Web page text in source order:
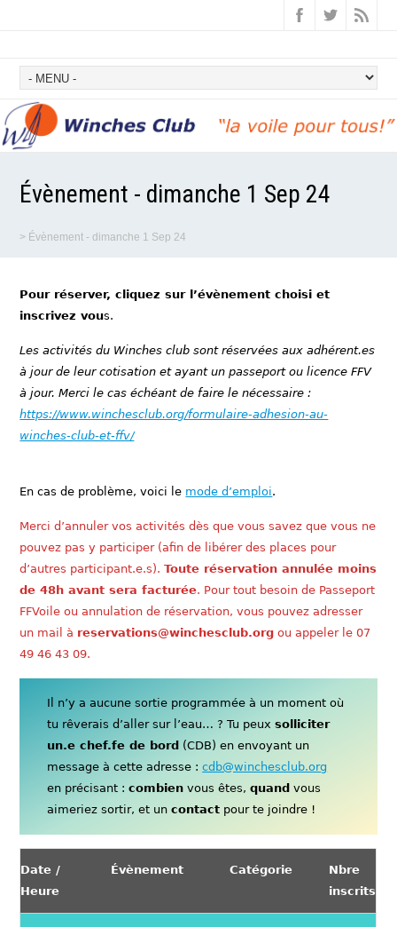
Évènement - dimanche 1 Sep 24
> Évènement - dimanche 1 Sep 24
Pour réserver, cliquez sur l’évènement choisi et
inscrivez vous.
Les activités du Winches club sont réservées aux adhérent.es
à jour de leur cotisation et ayant un passeport ou licence FFV
à jour. Merci le cas échéant de faire le nécessaire :
https://www.winchesclub.org/formulaire-adhesion-au-
winches-club-et-ffv/
En cas de problème, voici le mode d’emploi.
Merci d’annuler vos activités dès que vous savez que vous ne
pouvez pas y participer (afin de libérer des places pour
d’autres participant.e.s).Toute réservation annulée moins
de 48h avant sera facturée. Pour tout besoin de Passeport
FFVoile ou annulation de réservation, vous pouvez adresser
un mail à reservations@winchesclub.org ou appeler le 07
49 46 43 09.
Il n’y a aucune sortie programmée à un moment où
tu rêverais d’aller sur l’eau… ? Tu peuxsolliciter
un.e chef.fe de bord (CDB) en envoyant un
message à cette adresse :cdb@winchesclub.org
en précisant :combien vous êtes,quand vous
aimeriez sortir, et uncontact pour te joindre !
Date /
Heure
Évènement Catégorie
Nbre
inscrits